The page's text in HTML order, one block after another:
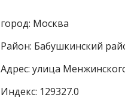
город: Москва
Район: Бабушкинский
Адрес: улица
Индекс: 129327.0